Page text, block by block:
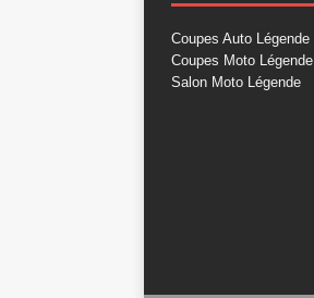
Coupes Auto Légende
Coupes Moto Légende
Salon Moto Légende